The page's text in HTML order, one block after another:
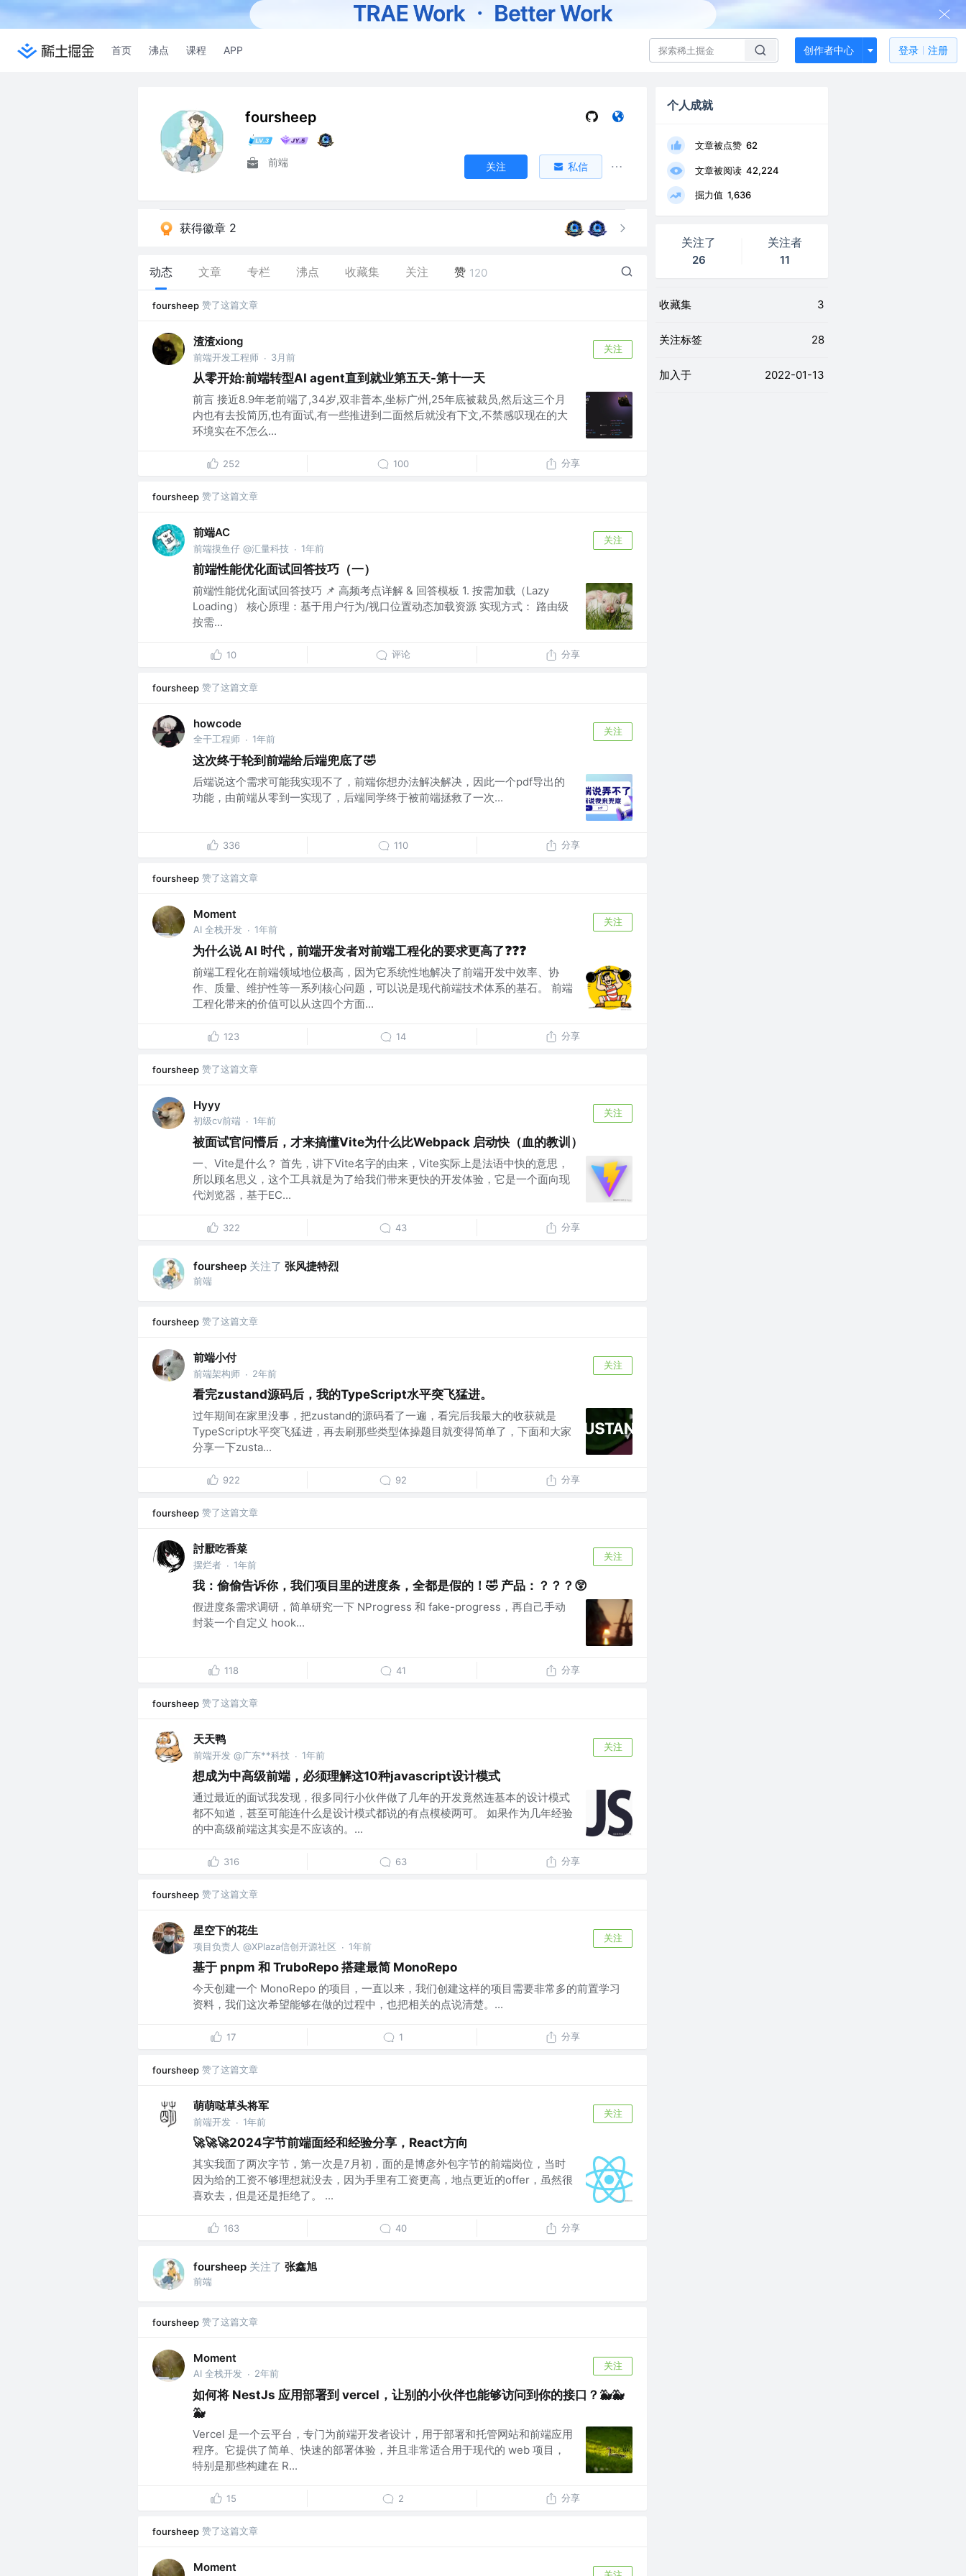
首页 沸点 课程 APP 创作者中心 登录 注册
foursheep
前端 关注 私信
获得徽章 2
动态 文章 专栏 沸点 收藏集 关注 赞 120
foursheep 赞了这篇文章
渣渣xiong
前端开发工程师 · 3月前
关注
从零开始:前端转型AI agent直到就业第五天-第十一天
前言 接近8.9年老前端了,34岁,双非普本,坐标广州,25年底被裁员,然后这三个月
内也有去投简历,也有面试,有一些推进到二面然后就没有下文,不禁感叹现在的大
环境实在不怎么...
252 100 分享
foursheep 赞了这篇文章
前端AC
前端摸鱼仔 @汇量科技 · 1年前
关注
前端性能优化面试回答技巧（一）
前端性能优化面试回答技巧 📌 高频考点详解 & 回答模板 1. 按需加载（Lazy
Loading） 核心原理：基于用户行为/视口位置动态加载资源 实现方式： 路由级
按需...
10 评论 分享
foursheep 赞了这篇文章
howcode
全干工程师 · 1年前
关注
这次终于轮到前端给后端兜底了🤣
后端说这个需求可能我实现不了，前端你想办法解决解决，因此一个pdf导出的
功能，由前端从零到一实现了，后端同学终于被前端拯救了一次...
336 110 分享
foursheep 赞了这篇文章
Moment
AI 全栈开发 · 1年前
关注
为什么说 AI 时代，前端开发者对前端工程化的要求更高了❓❓❓
前端工程化在前端领域地位极高，因为它系统性地解决了前端开发中效率、协
作、质量、维护性等一系列核心问题，可以说是现代前端技术体系的基石。 前端
工程化带来的价值可以从这四个方面...
123 14 分享
foursheep 赞了这篇文章
Hyyy
初级cv前端 · 1年前
关注
被面试官问懵后，才来搞懂Vite为什么比Webpack 启动快（血的教训）
一、Vite是什么？ 首先，讲下Vite名字的由来，Vite实际上是法语中快的意思，
所以顾名思义，这个工具就是为了给我们带来更快的开发体验，它是一个面向现
代浏览器，基于EC...
322 43 分享
foursheep 关注了 张风捷特烈
前端
foursheep 赞了这篇文章
前端小付
前端架构师 · 2年前
关注
看完zustand源码后，我的TypeScript水平突飞猛进。
过年期间在家里没事，把zustand的源码看了一遍，看完后我最大的收获就是
TypeScript水平突飞猛进，再去刷那些类型体操题目就变得简单了，下面和大家
分享一下zusta...
922 92 分享
foursheep 赞了这篇文章
討厭吃香菜
摆烂者 · 1年前
关注
我：偷偷告诉你，我们项目里的进度条，全都是假的！🤣 产品：？？？😲
假进度条需求调研，简单研究一下 NProgress 和 fake-progress，再自己手动
封装一个自定义 hook...
118 41 分享
foursheep 赞了这篇文章
天天鸭
前端开发 @广东**科技 · 1年前
关注
想成为中高级前端，必须理解这10种javascript设计模式
通过最近的面试我发现，很多同行小伙伴做了几年的开发竟然连基本的设计模式
都不知道，甚至可能连什么是设计模式都说的有点模棱两可。 如果作为几年经验
的中高级前端这其实是不应该的。...
316 63 分享
foursheep 赞了这篇文章
星空下的花生
项目负责人 @XPlaza信创开源社区 · 1年前
关注
基于 pnpm 和 TruboRepo 搭建最简 MonoRepo
今天创建一个 MonoRepo 的项目，一直以来，我们创建这样的项目需要非常多的前置学习
资料，我们这次希望能够在做的过程中，也把相关的点说清楚。...
17 1 分享
foursheep 赞了这篇文章
萌萌哒草头将军
前端开发 · 1年前
关注
🚀🚀🚀2024字节前端面经和经验分享，React方向
其实我面了两次字节，第一次是7月初，面的是博彦外包字节的前端岗位，当时
因为给的工资不够理想就没去，因为手里有工资更高，地点更近的offer，虽然很
喜欢去，但是还是拒绝了。 ...
163 40 分享
foursheep 关注了 张鑫旭
前端
foursheep 赞了这篇文章
Moment
AI 全栈开发 · 2年前
关注
如何将 NestJs 应用部署到 vercel，让别的小伙伴也能够访问到你的接口？🐳🐳
🐳
Vercel 是一个云平台，专门为前端开发者设计，用于部署和托管网站和前端应用
程序。它提供了简单、快速的部署体验，并且非常适合用于现代的 web 项目，
特别是那些构建在 R...
15 2 分享
foursheep 赞了这篇文章
Moment
个人成就
文章被点赞 62
文章被阅读 42,224
掘力值 1,636
关注了
26
关注者
11
收藏集 3
关注标签 28
加入于 2022-01-13